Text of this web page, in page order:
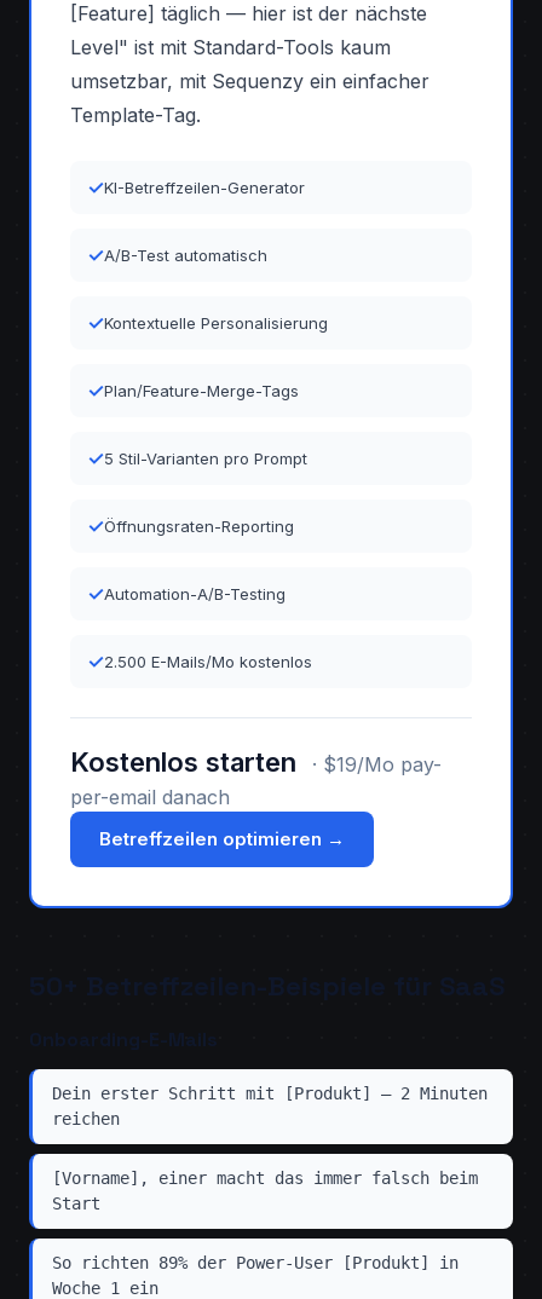
[Feature] täglich — hier ist der nächste
Level" ist mit Standard-Tools kaum
umsetzbar, mit Sequenzy ein einfacher
Template-Tag.
✓KI-Betreffzeilen-Generator
✓A/B-Test automatisch
✓Kontextuelle Personalisierung
✓Plan/Feature-Merge-Tags
✓5 Stil-Varianten pro Prompt
✓Öffnungsraten-Reporting
✓Automation-A/B-Testing
✓2.500 E-Mails/Mo kostenlos
Kostenlos starten
· $19/Mo pay-
per-email danach
Betreffzeilen optimieren →
Dein erster Schritt mit [Produkt] — 2 Minuten
reichen
[Vorname], einer macht das immer falsch beim
Start
So richten 89% der Power-User [Produkt] in
Woche 1 ein